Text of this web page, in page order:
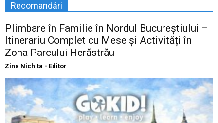
Recomandări
Plimbare în Familie în Nordul Bucureștiului –
Itinerariu Complet cu Mese și Activități în
Zona Parcului Herăstrău
Zina Nichita - Editor